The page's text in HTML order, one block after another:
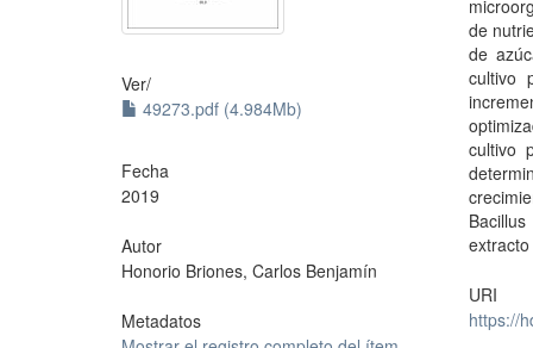
Ver/
49273.pdf (4.984Mb)
Fecha
2019
Autor
Honorio Briones, Carlos Benjamín
Metadatos
de
de
cultivo
cultivo
URI
https://